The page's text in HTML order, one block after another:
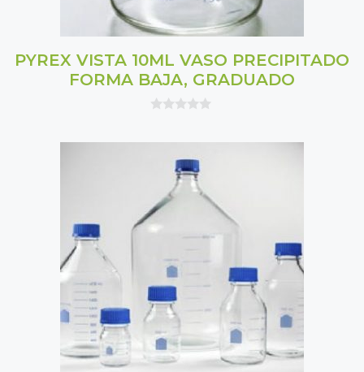
PYREX VISTA 10ML VASO PRECIPITADO
FORMA BAJA, GRADUADO
u